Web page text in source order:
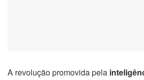
A revolução promovida pela